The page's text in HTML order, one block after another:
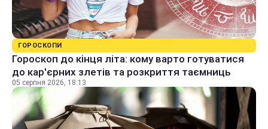
ГОРОСКОПИ
Гороскоп до кінця літа: кому варто готуватися
до кар'єрних злетів та розкриття таємниць
05 серпня 2026, 18:13